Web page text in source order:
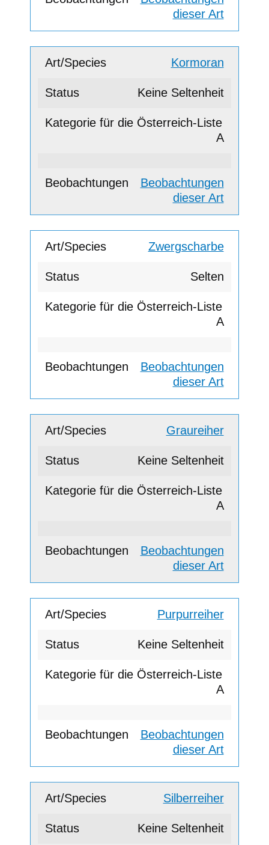
dieser Art
Kormoran
Keine Seltenheit
A
Beobachtungen
dieser Art
Zwergscharbe
Selten
A
Beobachtungen
dieser Art
Graureiher
Keine Seltenheit
A
Beobachtungen
dieser Art
Purpurreiher
Keine Seltenheit
A
Beobachtungen
dieser Art
Silberreiher
Keine Seltenheit